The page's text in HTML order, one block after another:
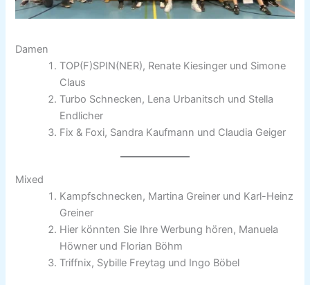
Damen
TOP(F)SPIN(NER), Renate Kiesinger und Simone
Claus
Turbo Schnecken, Lena Urbanitsch und Stella
Endlicher
Fix & Foxi, Sandra Kaufmann und Claudia Geiger
Mixed
Kampfschnecken, Martina Greiner und Karl-Heinz
Greiner
Hier könnten Sie Ihre Werbung hören, Manuela
Höwner und Florian Böhm
Triffnix, Sybille Freytag und Ingo Böbel